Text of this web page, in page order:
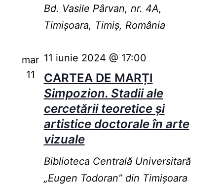
Bd. Vasile Pârvan, nr. 4A,
Timișoara, Timiș, România
mar
11
CARTEA DE MARȚI
Simpozion. Stadii ale
cercetării teoretice și
artistice doctorale în arte
vizuale
11 iunie 2024 @ 17:00
Biblioteca Centrală Universitară
„Eugen Todoran” din Timişoara